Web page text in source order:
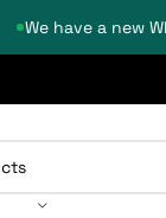
We have a new